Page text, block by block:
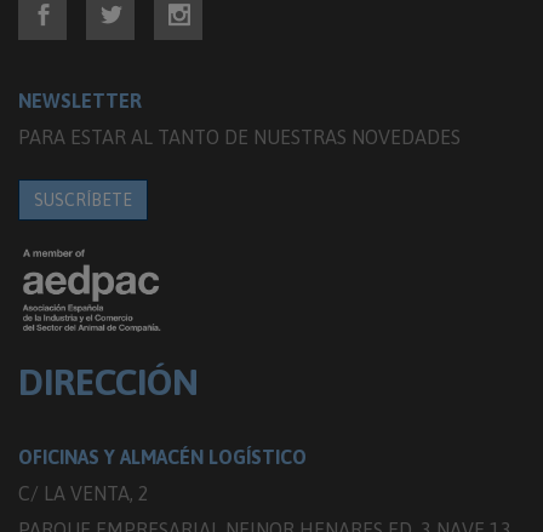
NEWSLETTER
PARA ESTAR AL TANTO DE NUESTRAS NOVEDADES
SUSCRÍBETE
DIRECCIÓN
OFICINAS Y ALMACÉN LOGÍSTICO
C/ LA VENTA, 2